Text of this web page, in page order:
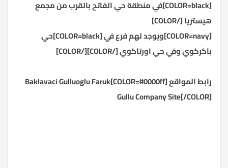
[COLOR=black]في منطقة حي الفاتح بالقرب من مجمع
هيستريا [/COLOR]
[COLOR=navy]ويوجد لهم فرع في [COLOR=black]حي
باكركوي وفي حي اورتاكوي [/COLOR][/COLOR]
رابط المواقع
[COLOR=#0000ff]Baklavaci Gulluoglu Faruk
Gullu Company Site[/COLOR]